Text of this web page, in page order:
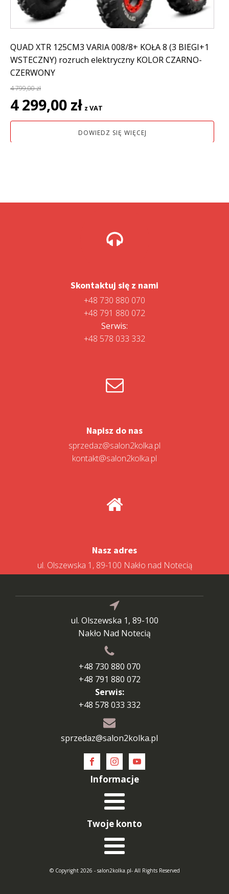
QUAD XTR 125CM3 VARIA 008/8+ KOŁA 8 (3 BIEGI+1
WSTECZNY) rozruch elektryczny KOLOR CZARNO-
CZERWONY
4 799,00zł
Pierwotna
cena
wynosiła:
4 299,00 zł cena
wynosi:
4
z VAT
DOWIEDZ SIĘ WIĘCEJ
Skontaktuj się z nami
+48 730 880 070
+48 791 880 072
Serwis:
+48 578 033 332
Napisz do nas
sprzedaz@salon2kolka.pl
kontakt@salon2kolka.pl
Nasz adres
ul. Olszewska 1, 89-100 Nakło nad Notecią
ul. Olszewska 1, 89-100
Nakło Nad Notecią
+48 730 880 070
+48 791 880 072
Serwis:
+48 578 033 332
sprzedaz@salon2kolka.pl
Informacje
Twoje konto
© Copyright 2026 - salon2kolka.pl- All Rights Reserved